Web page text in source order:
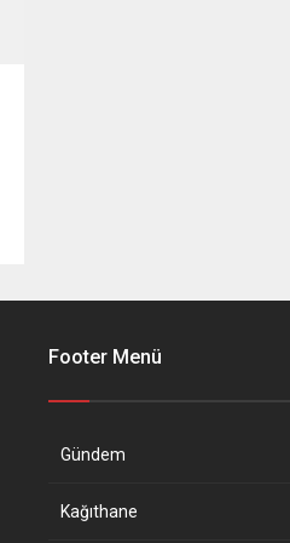
Footer Menü
Gündem
Kağıthane